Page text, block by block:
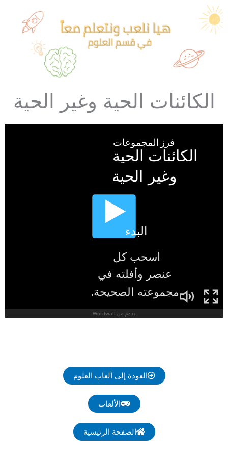
الكائنات الحية وغير الحية
العودة إلى ألعاب العلوم
الألعاب
الصفحة الرئيسية